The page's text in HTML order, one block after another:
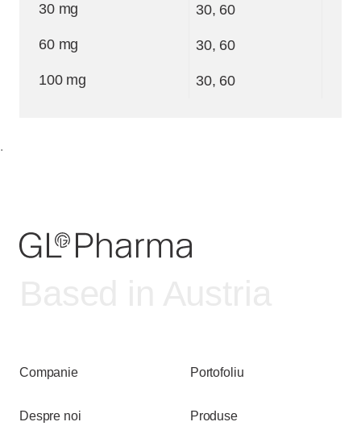
30 mg 30, 60
60 mg 30, 60
100 mg 30, 60
.
Companie
Despre noi
Portofoliu
Produse